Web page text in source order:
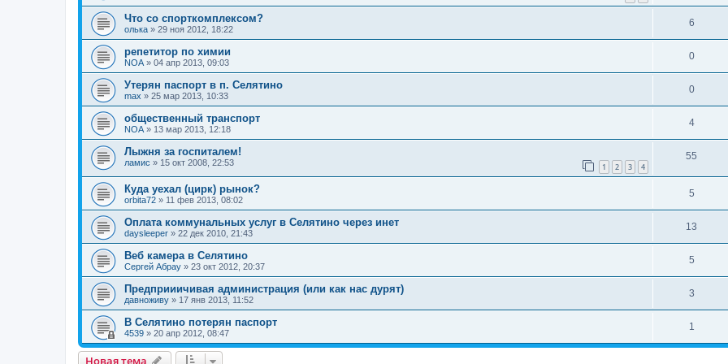
Что со спорткомплексом?
олька » 29 ноя 2012, 18:22
6
репетитор по химии
NOA » 04 апр 2013, 09:03
0
Утерян паспорт в п. Селятино
max » 25 мар 2013, 10:33
0
общественный транспорт
NOA » 13 мар 2013, 12:18
4
Лыжня за госпиталем!
ламис » 15 окт 2008, 22:53 1 2 3 4
55
Куда уехал (цирк) рынок?
orbita72 » 11 фев 2013, 08:02
5
Оплата коммунальных услуг в Селятино через инет
daysleeper » 22 дек 2010, 21:43
13
Веб камера в Селятино
Сергей Абрау » 23 окт 2012, 20:37
5
Предприиичивая администрация (или как нас дурят)
давноживу » 17 янв 2013, 11:52
3
В Селятино потерян паспорт
4539 » 20 апр 2012, 08:47
1